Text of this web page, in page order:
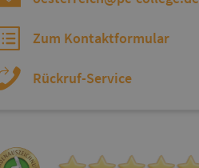
Zum Kontaktformular
Rückruf-Service